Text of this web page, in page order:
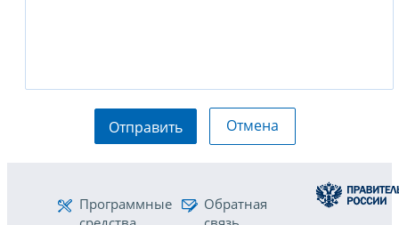
Отправить Отмена
Программные
Обратная